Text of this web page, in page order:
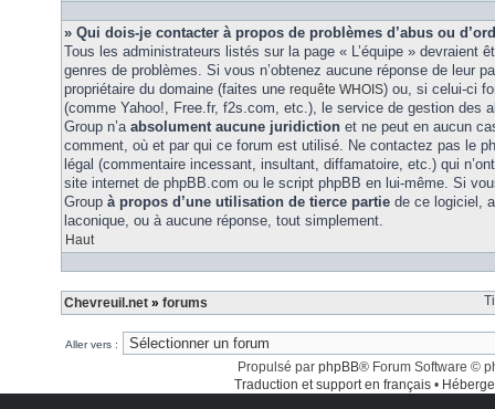
» Qui dois-je contacter à propos de problèmes d’abus ou
Tous les administrateurs listés sur la page « L’équipe » devraient
genres de problèmes. Si vous n’obtenez aucune réponse de leur
propriétaire du domaine (faites une requête WHOIS) ou, si celui-ci
(comme Yahoo!, Free.fr, f2s.com, etc.), le service de gestion des
Group n’a absolument aucune juridiction et ne peut en aucun
comment, où et par qui ce forum est utilisé. Ne contactez pas le
légal (commentaire incessant, insultant, diffamatoire, etc.) qui
site internet de phpBB.com ou le script phpBB en lui-même. Si
Group à propos d’une utilisation de tierce partie de ce logiciel,
laconique, ou à aucune réponse, tout simplement.
Haut
Chevreuil.net » forums
Aller vers :
Propulsé par phpBB® Forum Software ©
Traduction et support en français •